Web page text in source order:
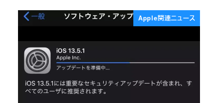
Apple関連ニュース